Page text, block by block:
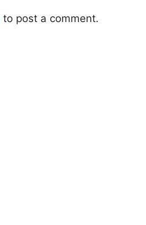
to post a comment.